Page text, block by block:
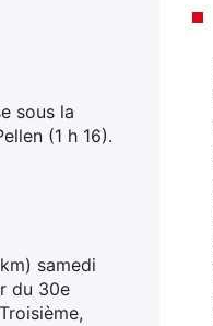
sous la
(1 h 16).
samedi
du 30e